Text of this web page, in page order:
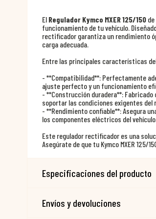
El Regulador Kymco MXER 125/150
funcionamiento de tu vehículo.
rectificador garantiza un rendimiento
carga adecuada.
Entre las principales características
- **Compatibilidad**: Perfectamente
ajuste perfecto y un funcionamiento
- **Construcción duradera**:
soportar las condiciones exigentes del
- **Rendimiento confiable**: Asegura
los componentes eléctricos del
Este regulador rectificador es una
Asegúrate de que tu Kymco MXER 125/
Especificaciones del producto
Envíos y devoluciones